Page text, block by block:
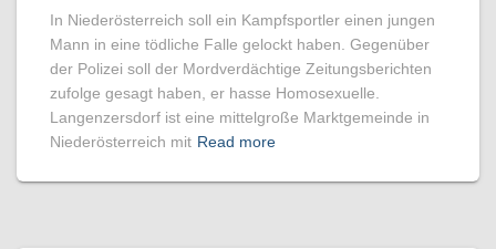
In Niederösterreich soll ein Kampfsportler einen jungen
Mann in eine tödliche Falle gelockt haben. Gegenüber
der Polizei soll der Mordverdächtige Zeitungsberichten
zufolge gesagt haben, er hasse Homosexuelle.
Langenzersdorf ist eine mittelgroße Marktgemeinde in
Niederösterreich mit Read more